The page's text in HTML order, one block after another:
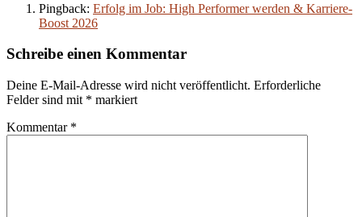
Pingback: Erfolg im Job: High Performer werden & Karriere-
Boost 2026
Schreibe einen Kommentar
Deine E-Mail-Adresse wird nicht veröffentlicht. Erforderliche
Felder sind mit * markiert
Kommentar *